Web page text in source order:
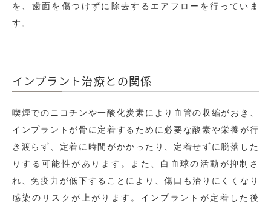
を、歯面を傷つけずに除去するエアフローを行っていま
す。
インプラント治療との関係
喫煙でのニコチンや一酸化炭素により血管の収縮がおき、
インプラントが骨に定着するために必要な酸素や栄養が行
き渡らず、定着に時間がかかったり、定着せずに脱落した
りする可能性があります。また、白血球の活動が抑制さ
れ、免疫力が低下することにより、傷口も治りにくくなり
感染のリスクが上がります。インプラントが定着した後